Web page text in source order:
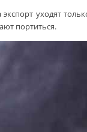
уходят
портиться.